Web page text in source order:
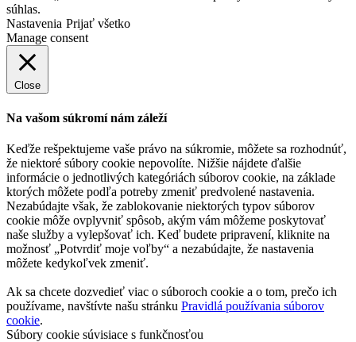
súhlas.
Nastavenia Prijať všetko
Manage consent
Close
Na vašom súkromí nám záleží
Keďže rešpektujeme vaše právo na súkromie, môžete sa rozhodnúť,
že niektoré súbory cookie nepovolíte. Nižšie nájdete ďalšie
informácie o jednotlivých kategóriách súborov cookie, na základe
ktorých môžete podľa potreby zmeniť predvolené nastavenia.
Nezabúdajte však, že zablokovanie niektorých typov súborov
cookie môže ovplyvniť spôsob, akým vám môžeme poskytovať
naše služby a vylepšovať ich. Keď budete pripravení, kliknite na
možnosť „Potvrdiť moje voľby“ a nezabúdajte, že nastavenia
môžete kedykoľvek zmeniť.
Ak sa chcete dozvedieť viac o súboroch cookie a o tom, prečo ich
používame, navštívte našu stránku Pravidlá používania súborov
cookie.
Súbory cookie súvisiace s funkčnosťou